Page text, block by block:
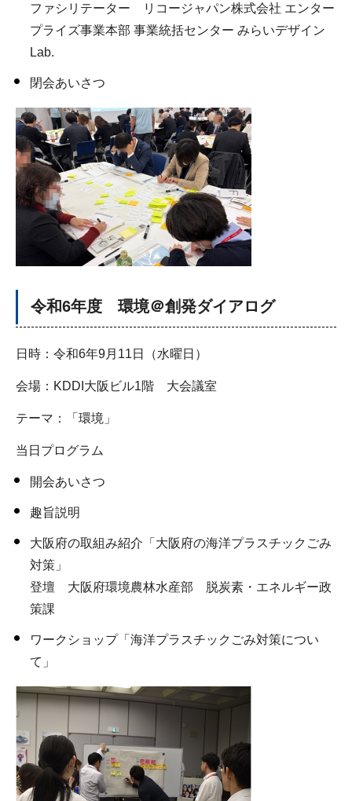
ファシリテーター リコージャパン株式会社 エンター
プライズ事業本部 事業統括センター みらいデザイン
Lab.
閉会あいさつ
令和6年度 環境＠創発ダイアログ
日時：令和6年9月11日（水曜日）
会場：KDDI大阪ビル1階 大会議室
テーマ：「環境」
当日プログラム
開会あいさつ
趣旨説明
大阪府の取組み紹介「大阪府の海洋プラスチックごみ
対策」
登壇 大阪府環境農林水産部 脱炭素・エネルギー政
策課
ワークショップ「海洋プラスチックごみ対策につい
て」